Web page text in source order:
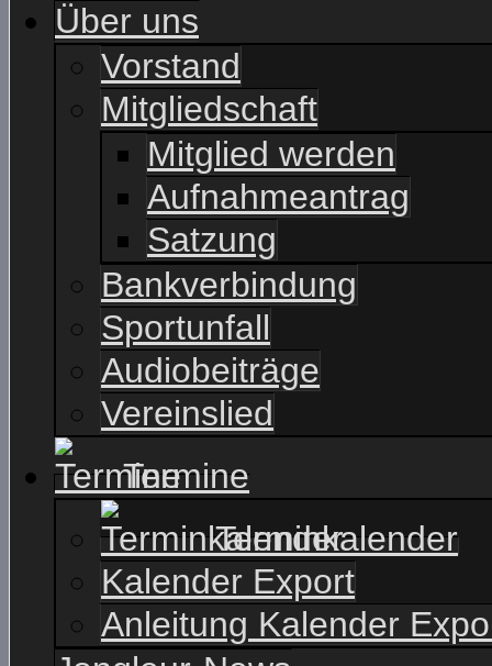
Über uns
Vorstand
Mitgliedschaft
Mitglied werden
Aufnahmeantrag
Satzung
Bankverbindung
Sportunfall
Audiobeiträge
Vereinslied
Termine
Terminkalender
Kalender Export
Anleitung Kalender